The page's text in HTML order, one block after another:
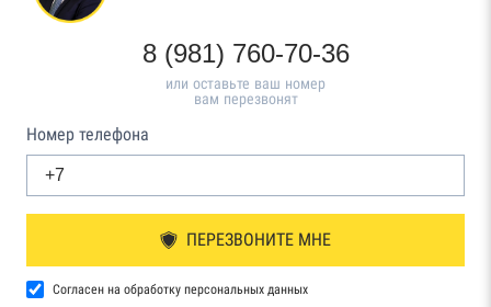
8 (981) 760-70-36
или оставьте ваш номер
вам перезвонят
Номер телефона
ПЕРЕЗВОНИТЕ МНЕ
Согласен на обработку персональных данных